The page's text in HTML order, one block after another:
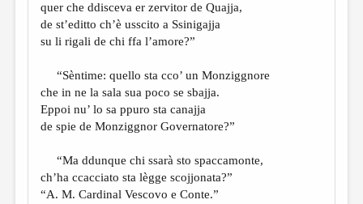
quer che ddisceva er zervitor de Quajja,
de st’editto ch’è usscito a Ssinigajja
su li rigali de chi ffa l’amore?”
“Sèntime: quello sta cco’ un Monziggnore
che in ne la sala sua poco se sbajja.
Eppoi nu’ lo sa ppuro sta canajja
de spie de Monziggnor Governatore?”
“Ma ddunque chi ssarà sto spaccamonte,
ch’ha ccacciato sta lègge scojjonata?”
“A. M. Cardinal Vescovo e Conte.”